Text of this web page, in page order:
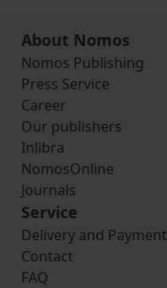
About Nomos
Nomos Publishing
Press Service
Career
Our publishers
Inlibra
NomosOnline
Journals
Service
Delivery and Payment
Contact
FAQ